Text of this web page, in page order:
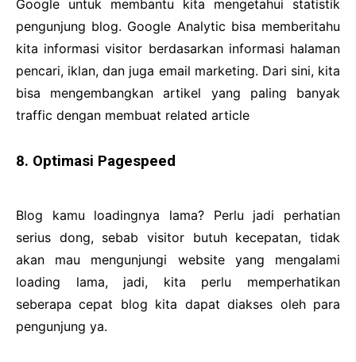
Google untuk membantu kita mengetahui statistik
pengunjung blog. Google Analytic bisa memberitahu
kita informasi visitor berdasarkan informasi halaman
pencari, iklan, dan juga email marketing. Dari sini, kita
bisa mengembangkan artikel yang paling banyak
traffic dengan membuat related article
8. Optimasi Pagespeed
Blog kamu loadingnya lama? Perlu jadi perhatian
serius dong, sebab visitor butuh kecepatan, tidak
akan mau mengunjungi website yang mengalami
loading lama, jadi, kita perlu memperhatikan
seberapa cepat blog kita dapat diakses oleh para
pengunjung ya.